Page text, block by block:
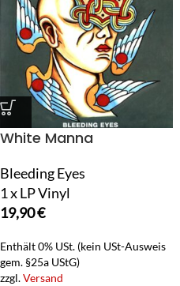
White Manna
Bleeding Eyes
1 x LP Vinyl
19,90€
Enthält 0% USt. (kein USt-Ausweis
gem. §25a UStG)
zzgl.Versand